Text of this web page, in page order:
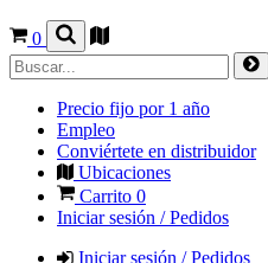
0
Precio fijo por 1 año
Empleo
Conviértete en distribuidor
Ubicaciones
Carrito 0
Iniciar sesión / Pedidos
Iniciar sesión / Pedidos